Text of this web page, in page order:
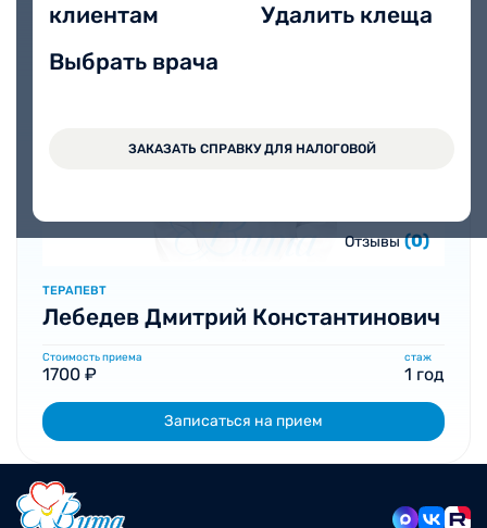
клиентам
Выбрать врача
Удалить клеща
ЗАКАЗАТЬ СПРАВКУ ДЛЯ НАЛОГОВОЙ
Отзывы (0)
ТЕРАПЕВТ
Лебедев Дмитрий Константинович
Стоимость приема
1700 ₽
стаж
1 год
Записаться на прием